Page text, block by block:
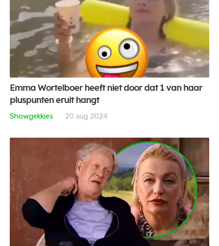
Emma Wortelboer heeft niet door dat 1 van haar
pluspunten eruit hangt
Showgekkies
20 aug 2024